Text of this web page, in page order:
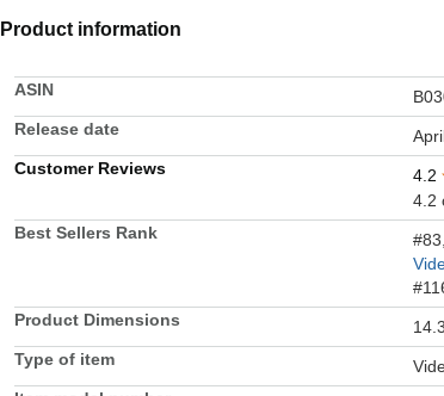
Product information
ASIN
Release date
Customer Reviews
4.2
4.2
Best Sellers Rank
Product Dimensions
Type of item